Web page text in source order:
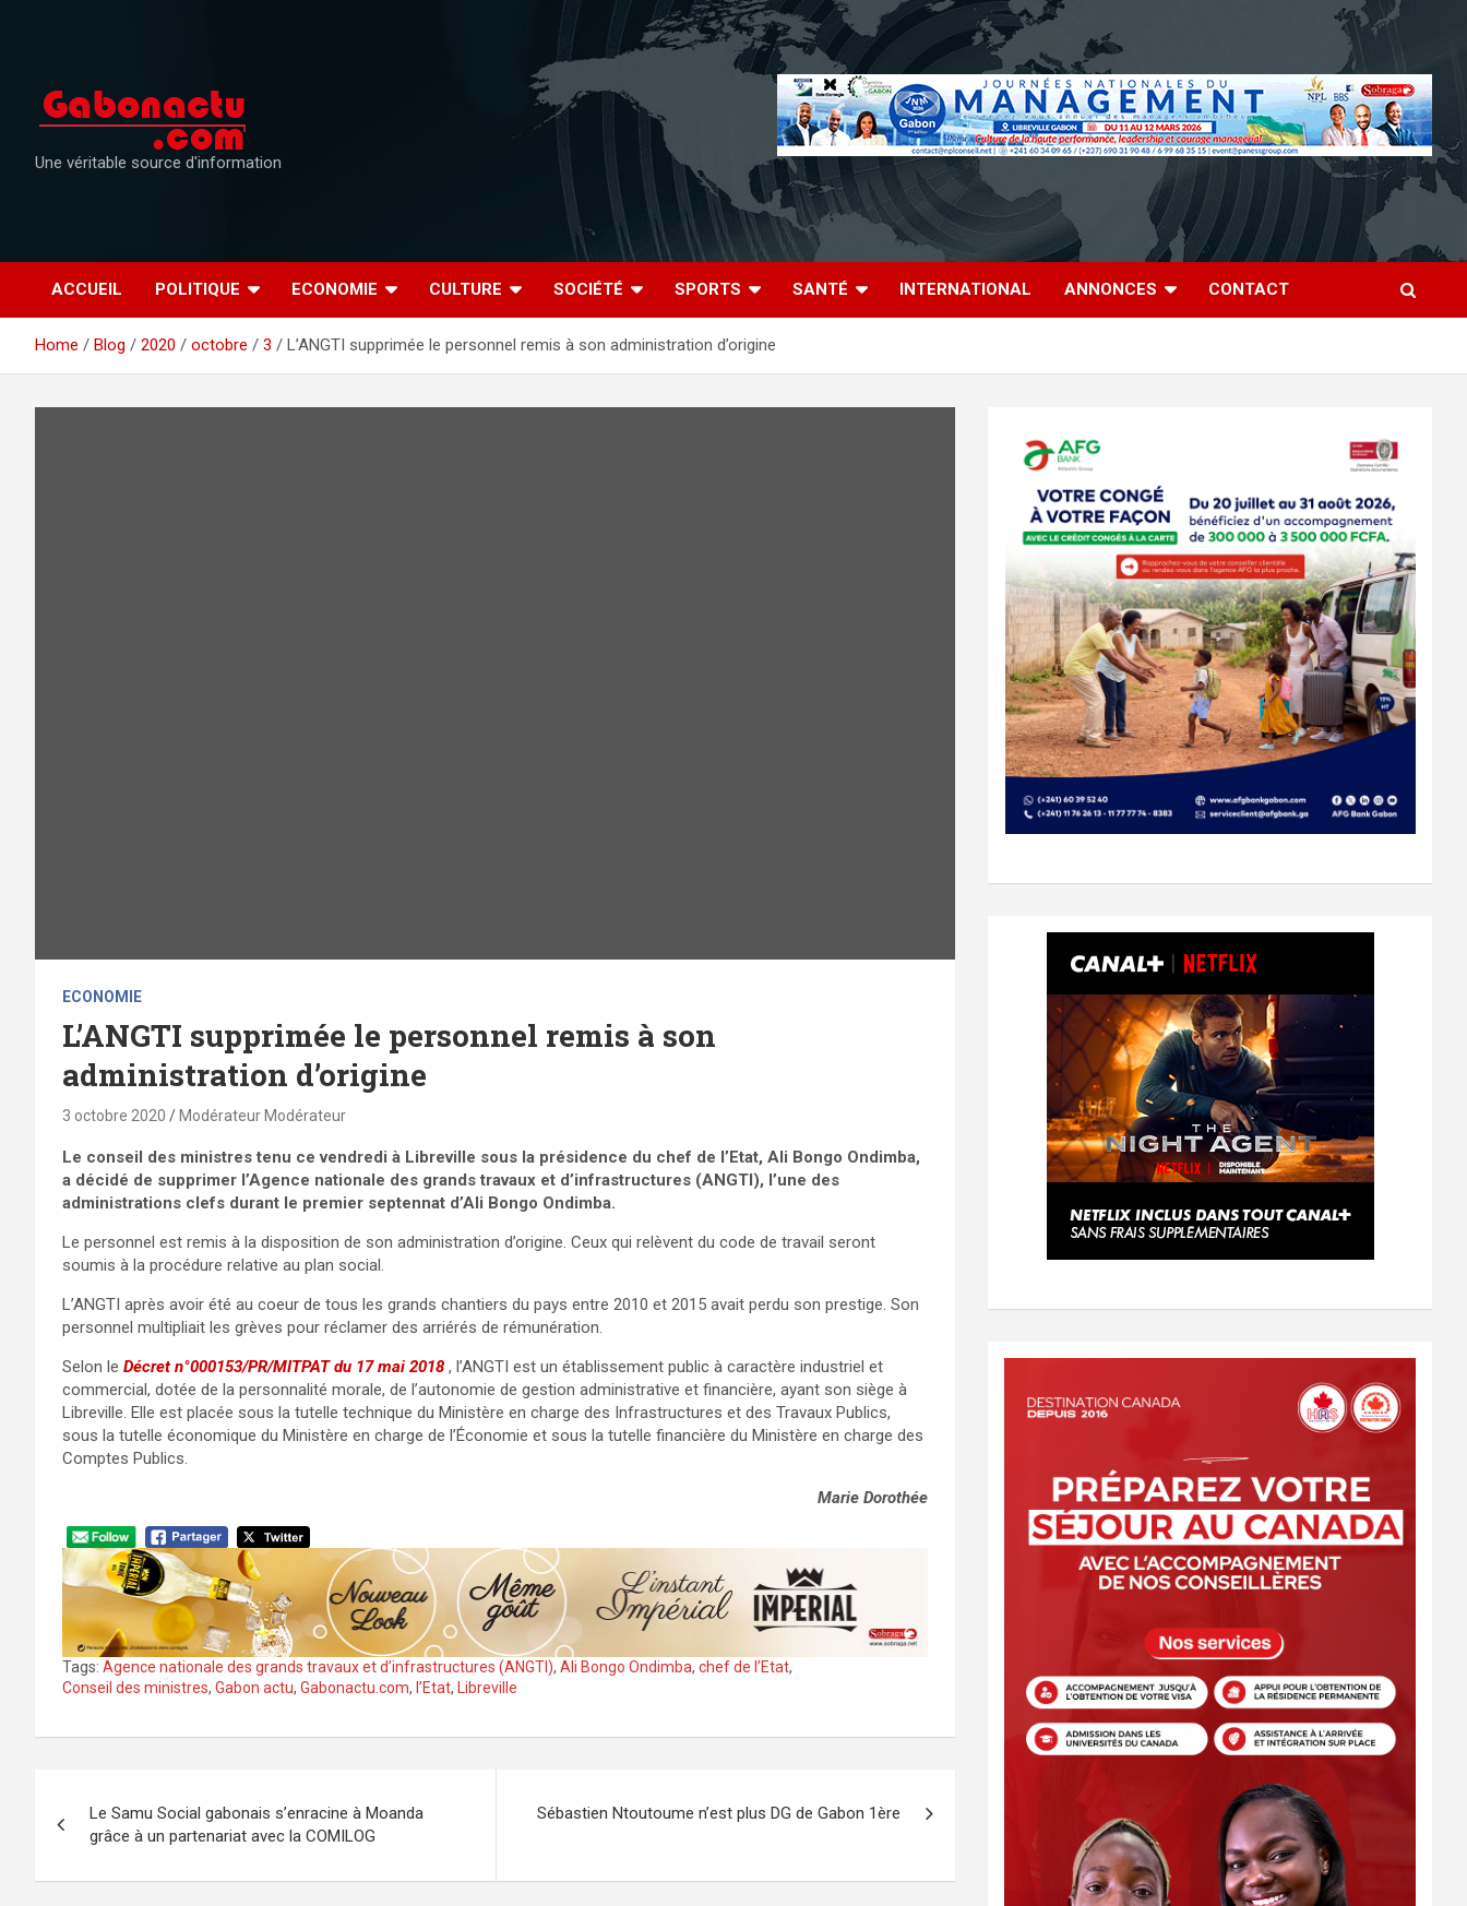
Une véritable source d'information
ACCUEIL POLITIQUE ECONOMIE CULTURE SOCIÉTÉ SPORTS SANTÉ INTERNATIONAL ANNONCES CONTACT
Home Blog 2020 octobre 3 L’ANGTI supprimée le personnel remis à son administration d’origine
ECONOMIE
L’ANGTI supprimée le personnel remis à son
administration d’origine
3 octobre 2020 Modérateur Modérateur
Le conseil des ministres tenu ce vendredi à Libreville sous la présidence du chef de l’Etat, Ali Bongo Ondimba,
a décidé de supprimer l’Agence nationale des grands travaux et d’infrastructures (ANGTI), l’une des
administrations clefs durant le premier septennat d’Ali Bongo Ondimba.
Le personnel est remis à la disposition de son administration d’origine. Ceux qui relèvent du code de travail seront
soumis à la procédure relative au plan social.
L’ANGTI après avoir été au coeur de tous les grands chantiers du pays entre 2010 et 2015 avait perdu son prestige. Son
personnel multipliait les grèves pour réclamer des arriérés de rémunération.
Selon le Décret n°000153/PR/MITPAT du 17 mai 2018 , l’ANGTI est un établissement public à caractère industriel et
commercial, dotée de la personnalité morale, de l’autonomie de gestion administrative et financière, ayant son siège à
Libreville. Elle est placée sous la tutelle technique du Ministère en charge des Infrastructures et des Travaux Publics,
sous la tutelle économique du Ministère en charge de l’Économie et sous la tutelle financière du Ministère en charge des
Comptes Publics.
Marie Dorothée
Tags: Agence nationale des grands travaux et d’infrastructures (ANGTI), Ali Bongo Ondimba, chef de l’Etat,
Conseil des ministres, Gabon actu, Gabonactu.com, l’Etat, Libreville
de
l’article
Le Samu Social gabonais s’enracine à Moanda
grâce à un partenariat avec la COMILOG
Sébastien Ntoutoume n’est plus DG de Gabon 1ère